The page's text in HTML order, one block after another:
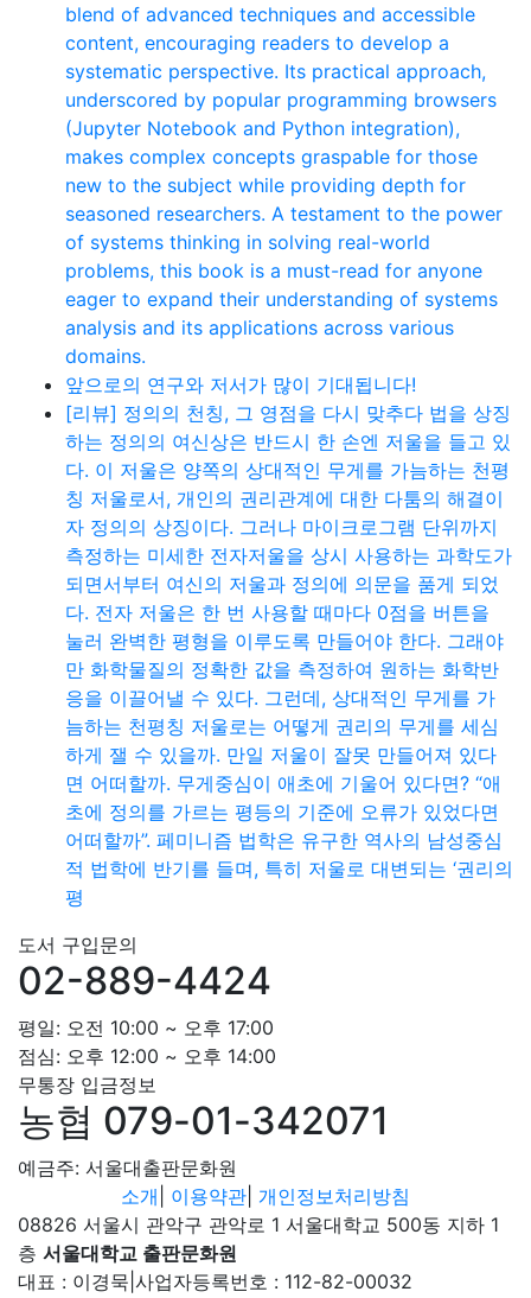
blend of advanced techniques and accessible
content, encouraging readers to develop a
systematic perspective. Its practical approach,
underscored by popular programming browsers
(Jupyter Notebook and Python integration),
makes complex concepts graspable for those
new to the subject while providing depth for
seasoned researchers. A testament to the power
of systems thinking in solving real-world
problems, this book is a must-read for anyone
eager to expand their understanding of systems
analysis and its applications across various
domains.
앞으로의 연구와 저서가 많이 기대됩니다!
[리뷰] 정의의 천칭, 그 영점을 다시 맞추다 법을 상징
하는 정의의 여신상은 반드시 한 손엔 저울을 들고 있
다. 이 저울은 양쪽의 상대적인 무게를 가늠하는 천평
칭 저울로서, 개인의 권리관계에 대한 다툼의 해결이
자 정의의 상징이다. 그러나 마이크로그램 단위까지
측정하는 미세한 전자저울을 상시 사용하는 과학도가
되면서부터 여신의 저울과 정의에 의문을 품게 되었
다. 전자 저울은 한 번 사용할 때마다 0점을 버튼을
눌러 완벽한 평형을 이루도록 만들어야 한다. 그래야
만 화학물질의 정확한 값을 측정하여 원하는 화학반
응을 이끌어낼 수 있다. 그런데, 상대적인 무게를 가
늠하는 천평칭 저울로는 어떻게 권리의 무게를 세심
하게 잴 수 있을까. 만일 저울이 잘못 만들어져 있다
면 어떠할까. 무게중심이 애초에 기울어 있다면? “애
초에 정의를 가르는 평등의 기준에 오류가 있었다면
어떠할까”. 페미니즘 법학은 유구한 역사의 남성중심
적 법학에 반기를 들며, 특히 저울로 대변되는 ‘권리의
평
도서 구입문의
02-889-4424
평일: 오전 10:00 ~ 오후 17:00
점심: 오후 12:00 ~ 오후 14:00
무통장 입금정보
농협 079-01-342071
예금주: 서울대출판문화원
소개
이용약관 개인정보처리방침
08826 서울시 관악구 관악로 1 서울대학교 500동 지하 1
층 서울대학교 출판문화원
대표 : 이경묵 사업자등록번호 : 112-82-00032